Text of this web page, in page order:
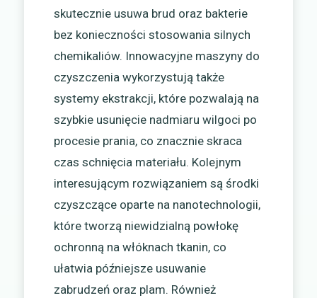
skutecznie usuwa brud oraz bakterie
bez konieczności stosowania silnych
chemikaliów. Innowacyjne maszyny do
czyszczenia wykorzystują także
systemy ekstrakcji, które pozwalają na
szybkie usunięcie nadmiaru wilgoci po
procesie prania, co znacznie skraca
czas schnięcia materiału. Kolejnym
interesującym rozwiązaniem są środki
czyszczące oparte na nanotechnologii,
które tworzą niewidzialną powłokę
ochronną na włóknach tkanin, co
ułatwia późniejsze usuwanie
zabrudzeń oraz plam. Również